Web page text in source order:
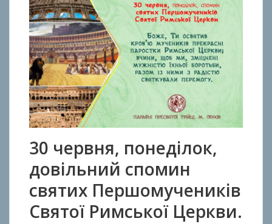
30 червня, понеділок,
довільний спомин
святих Першомучеників
Святої Римської Церкви.